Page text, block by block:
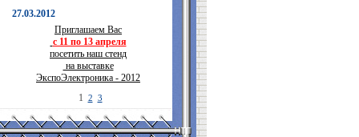
27.03.2012
Приглашаем Вас
с 11 по 13 апреля
посетить наш стенд
на выставке
ЭкспоЭлектроника - 2012
1 2 3